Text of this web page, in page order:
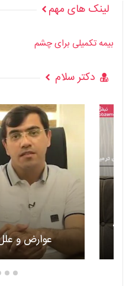
لینک های مهم
بیمه تکمیلی برای چشم
دکتر سلام
عوارض و علل